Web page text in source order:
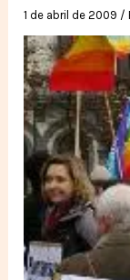
eso…
1 de abril de 2009 /